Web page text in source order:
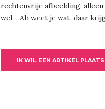
rechtenvrije afbeelding,
wel… Ah weet je wat, daar
IK WIL EEN ARTIKEL